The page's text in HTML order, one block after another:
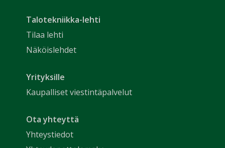
Talotekniikka-lehti
Tilaa lehti
Näköislehdet
Yrityksille
Kaupalliset viestintäpalvelut
Ota yhteyttä
Yhteystiedot